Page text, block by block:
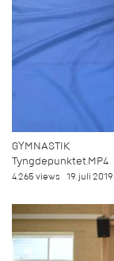
GYMNASTIK
Tyngdepunktet.MP4
4.265 views 19. juli 2019